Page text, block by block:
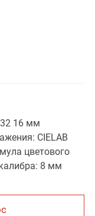
16 мм
CIELAB
цветового
8 мм